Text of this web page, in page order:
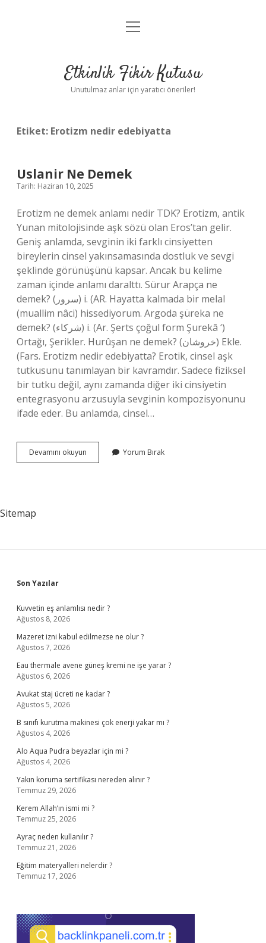
Anasayfa
Yasal Uyarı
menüyü
Etkinlik Fikir Kutusu
Unutulmaz anlar için yaratıcı öneriler!
Etiket: Erotizm nedir edebiyatta
Uslanir Ne Demek
Tarih: Haziran 10, 2025
Erotizm ne demek anlamı nedir TDK? Erotizm, antik
Yunan mitolojisinde aşk sözü olan Eros’tan gelir.
Geniş anlamda, sevginin iki farklı cinsiyetten
bireylerin cinsel yakınsamasında dostluk ve sevgi
şeklinde görünüşünü kapsar. Ancak bu kelime
zaman içinde anlamı daralttı. Sürur Arapça ne
demek? (ﺳﺮﻭﺭ) i. (AR. Hayatta kalmada bir melal
(muallim nâci) hissediyorum. Argoda şüreka ne
demek? (ﺷﺮﻛﺎﺀ) i. (Ar. Şerts çoğul form Şurekā ‘)
Ortağı, Şerikler. Hurûşan ne demek? (ﺧﺮﻭﺷﺎﻥ) Ekle.
(Fars. Erotizm nedir edebiyatta? Erotik, cinsel aşk
tutkusunu tanımlayan bir kavramdır. Sadece fiziksel
bir tutku değil, aynı zamanda diğer iki cinsiyetin
entegrasyonu arzusuyla sevginin kompozisyonunu
ifade eder. Bu anlamda, cinsel…
Devamını okuyun
Ne
Yorum Bırak
Sitemap
Sidebar
Son Yazılar
Kuvvetin eş anlamlısı nedir ?
Ağustos 8, 2026
Mazeret izni kabul edilmezse ne olur ?
Ağustos 7, 2026
Eau thermale avene güneş kremi ne işe yarar ?
Ağustos 6, 2026
Avukat staj ücreti ne kadar ?
Ağustos 5, 2026
B sınıfı kurutma makinesi çok enerji yakar mı ?
Ağustos 4, 2026
Alo Aqua Pudra beyazlar için mi ?
Ağustos 4, 2026
Yakın koruma sertifikası nereden alınır ?
Temmuz 29, 2026
Kerem Allah’ın ismi mi ?
Temmuz 25, 2026
Ayraç neden kullanılır ?
Temmuz 21, 2026
Eğitim materyalleri nelerdir ?
Temmuz 17, 2026